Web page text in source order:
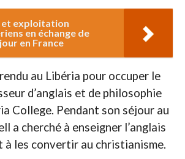
exploitation
en échange de
en France
au Libéria pour occuper le
d’anglais et de philosophie
College. Pendant son séjour au
a cherché à enseigner l’anglais
à les convertir au christianisme.